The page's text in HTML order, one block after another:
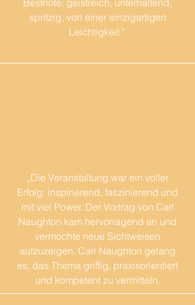
Bestnote: geistreich, unterhaltend,
spritzig, von einer einzigartigen
Leichtigkeit."
„Die Veranstaltung war ein voller
Erfolg: inspirierend, faszinierend und
mit viel Power. Der Vortrag von Carl
Naughton kam hervorragend an und
vermochte neue Sichtweisen
aufzuzeigen. Carl Naughton gelang
es, das Thema griffig, praxisorientiert
und kompetent zu vermitteln.